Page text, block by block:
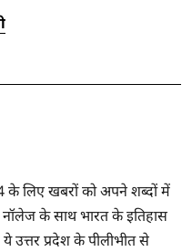
के लिए खबरों को अपने शब्दों में
के साथ भारत के इतिहास
ये उत्तर प्रदेश के पीलीभीत से